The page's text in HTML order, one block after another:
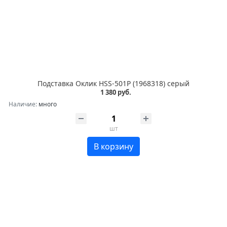
Подставка Оклик HSS-501P (1968318) серый
1 380 руб.
Наличие: много
шт
В корзину